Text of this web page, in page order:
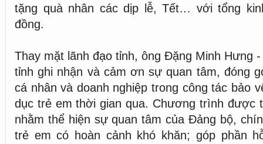
tặng quà nhân các dịp lễ, Tết… với tổng
đồng.
Thay mặt lãnh đạo tỉnh, ông Đặng Minh Hưng
tỉnh ghi nhận và cảm ơn sự quan tâm, đóng
cá nhân và doanh nghiệp trong công tác bảo
dục trẻ em thời gian qua. Chương trình được
nhằm thể hiện sự quan tâm của Đảng bộ,
trẻ em có hoàn cảnh khó khăn; góp phần